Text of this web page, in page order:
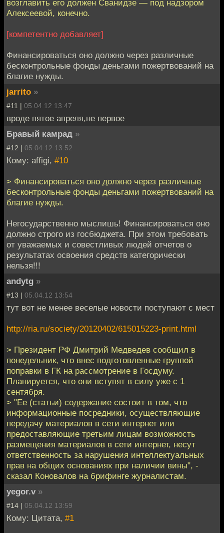
возглавить его должен Сванидзе — под надзором
Алексеевой, конечно.
[компетентно добавляет]
Финансироваться оно должно через различные
бесконтрольные фонды деньгами пожертвований на
благие нужды.
jarrito »
#11 | 05.04.12 13:47
вроде пятое апреля,не первое
Бравый камрад »
#12 | 05.04.12 13:52
Кому: affigi, #10
> Финансироваться оно должно через различные
бесконтрольные фонды деньгами пожертвований на
благие нужды.
Негосударственно мыслишь! Финансироваться оно
должно строго из госбюджета. При этом требовать
от уважаемых и совестливых людей отчетов о
результатах освоения средств категорически
нельзя!!!
andytg »
#13 | 05.04.12 13:54
тут вот не менее веселые новости поступают с мест
http://ria.ru/society/20120402/615015223-print.html
> Президент РФ Дмитрий Медведев сообщил в
понедельник, что внес подготовленные группой
поправки в ГК на рассмотрение в Госдуму.
Планируется, что они вступят в силу уже с 1
сентября.
> "Ее (статьи) содержание состоит в том, что
информационные посредники, осуществляющие
передачу материалов в сети интернет или
предоставляющие третьим лицам возможность
размещения материалов в сети интернет, несут
ответственность за нарушения интеллектуальных
прав на общих основаниях при наличии вины", -
сказал Коновалов на брифинге журналистам.
yegor.v »
#14 | 05.04.12 13:59
Кому: Цитата, #1